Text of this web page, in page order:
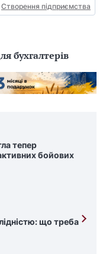
Створення підприємства
бухгалтерів
тепер
бойових
що треба